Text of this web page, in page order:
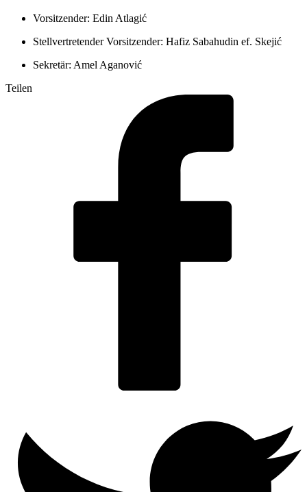
Vorsitzender: Edin Atlagić
Stellvertretender Vorsitzender: Hafiz Sabahudin ef. Skejić
Sekretär: Amel Aganović
Teilen